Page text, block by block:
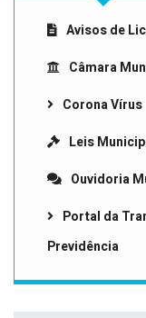
Avisos de
Câmara
Corona Vírus
Leis
Ouvidoria
Portal da
Previdência